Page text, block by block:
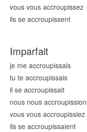
vous vous accroupissez
ils se accroupissent
Imparfait
je me accroupissais
tu te accroupissais
il se accroupissait
nous nous accroup
vous vous accroupissiez
ils se accroupissaient